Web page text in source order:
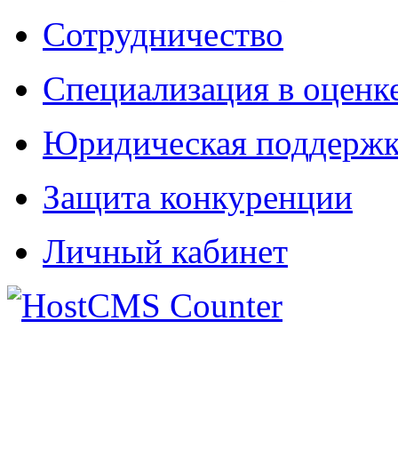
Сотрудничество
Специализация в
Юридическая
Защита конкуренции
Личный кабинет